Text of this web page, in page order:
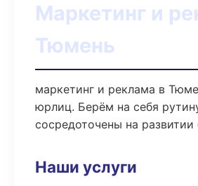
Маркетинг и
Тюмень
маркетинг и реклама в
юрлиц. Берём на себя
сосредоточены на развитии
Наши услуги